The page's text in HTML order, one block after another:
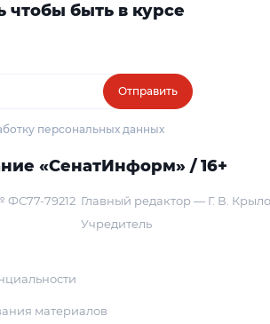
чтобы быть в курсе
Отправить
персональных данных
«СенатИнформ» / 16+
ФС77-79212 Главный редактор — Г. В.
Учредитель
материалов